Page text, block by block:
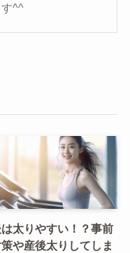
^^
太りやすい！？事前
や産後太りしてしま